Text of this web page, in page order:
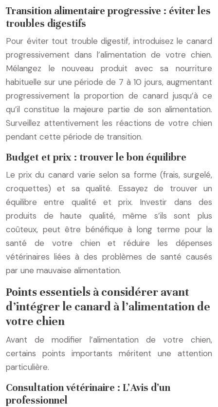
Transition alimentaire progressive : éviter les
troubles digestifs
Pour éviter tout trouble digestif, introduisez le canard
progressivement dans l’alimentation de votre chien.
Mélangez le nouveau produit avec sa nourriture
habituelle sur une période de 7 à 10 jours, augmentant
progressivement la proportion de canard jusqu’à ce
qu’il constitue la majeure partie de son alimentation.
Surveillez attentivement les réactions de votre chien
pendant cette période de transition.
Budget et prix : trouver le bon équilibre
Le prix du canard varie selon sa forme (frais, surgelé,
croquettes) et sa qualité. Essayez de trouver un
équilibre entre qualité et prix. Investir dans des
produits de haute qualité, même s’ils sont plus
coûteux, peut être bénéfique à long terme pour la
santé de votre chien et réduire les dépenses
vétérinaires liées à des problèmes de santé causés
par une mauvaise alimentation.
Points essentiels à considérer avant
d’intégrer le canard à l’alimentation de
votre chien
Avant de modifier l’alimentation de votre chien,
certains points importants méritent une attention
particulière.
Consultation vétérinaire : L’Avis d’un
professionnel